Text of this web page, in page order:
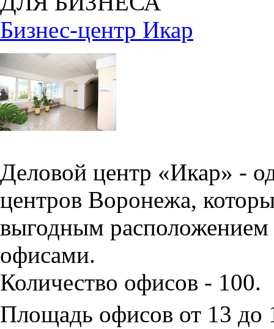
Бизнес-центр Икар
Деловой центр «Икар» -
центров Воронежа,
выгодным
офисами.
Количество офисов - 100.
Площадь офисов от 13 до